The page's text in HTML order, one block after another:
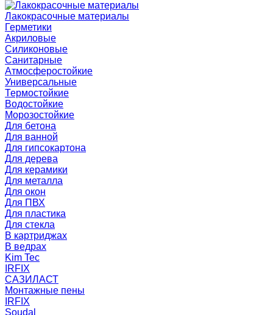
Лакокрасочные материалы
Герметики
Акриловые
Силиконовые
Санитарные
Атмосферостойкие
Универсальные
Термостойкие
Водостойкие
Морозостойкие
Для бетона
Для ванной
Для гипсокартона
Для дерева
Для керамики
Для металла
Для окон
Для ПВХ
Для пластика
Для стекла
В картриджах
В ведрах
Kim Tec
IRFIX
САЗИЛАСТ
Монтажные пены
IRFIX
Soudal